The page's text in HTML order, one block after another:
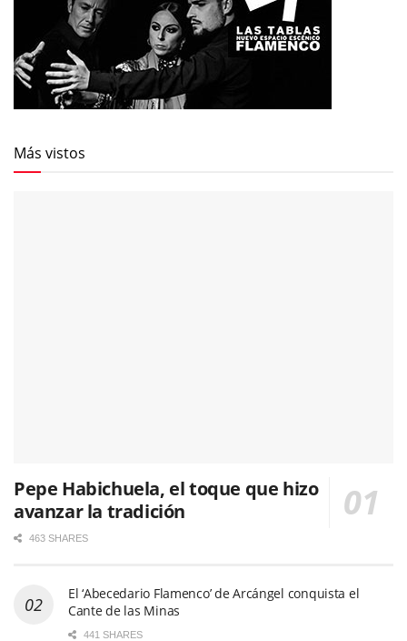
Más vistos
Pepe Habichuela, el toque que hizo
avanzar la tradición
463 SHARES
El ‘Abecedario Flamenco’ de Arcángel conquista el
Cante de las Minas
441 SHARES